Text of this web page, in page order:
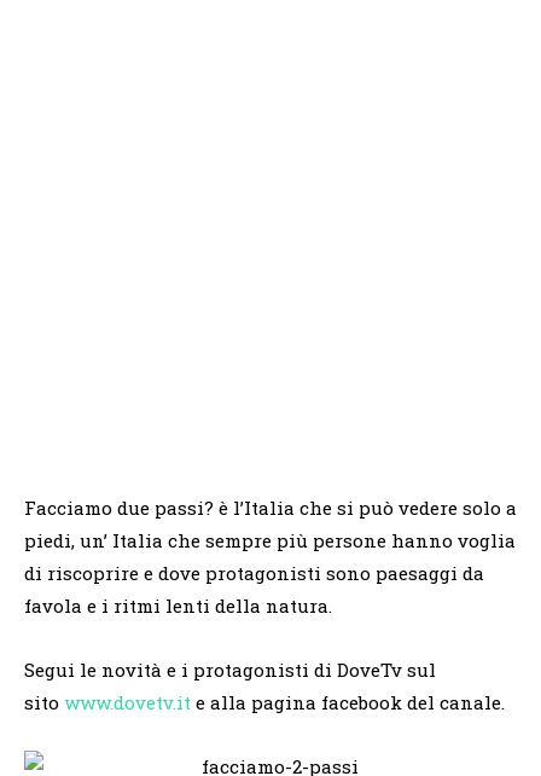
Facciamo due passi? è l’Italia che si può vedere solo a
piedi, un’ Italia che sempre più persone hanno voglia
di riscoprire e dove protagonisti sono paesaggi da
favola e i ritmi lenti della natura.
Segui le novità e i protagonisti di DoveTv sul
sito www.dovetv.it e alla pagina facebook del canale.